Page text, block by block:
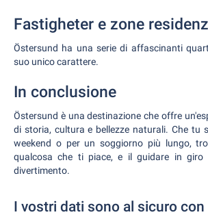
Fastigheter e zone
Östersund ha una serie di affascinanti
suo unico carattere.
In conclusione
Östersund è una destinazione che offre
di storia, cultura e bellezze naturali. Che tu
weekend o per un soggiorno più lungo,
qualcosa che ti piace, e il guidare in giro
divertimento.
I vostri dati sono al sicuro con